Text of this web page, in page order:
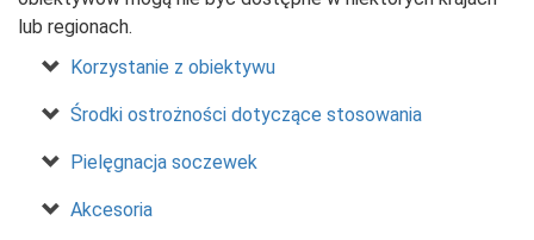
lub regionach.
Korzystanie z obiektywu
Środki ostrożności dotyczące stosowania
Pielęgnacja soczewek
Akcesoria